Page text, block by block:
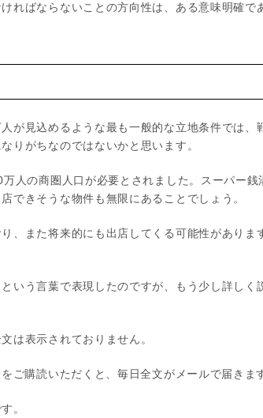
ればならないことの方向性は、ある意味明確で
が見込めるような最も一般的な立地条件では、
りがちなのではないかと思います。
人の商圏人口が必要とされました。スーパー
できそうな物件も無限にあることでしょう。
、また将来的にも出店してくる可能性がありま
いう言葉で表現したのですが、もう少し詳しく
は表示されておりません。
をご購読いただくと、毎日全文がメールで届きま
。